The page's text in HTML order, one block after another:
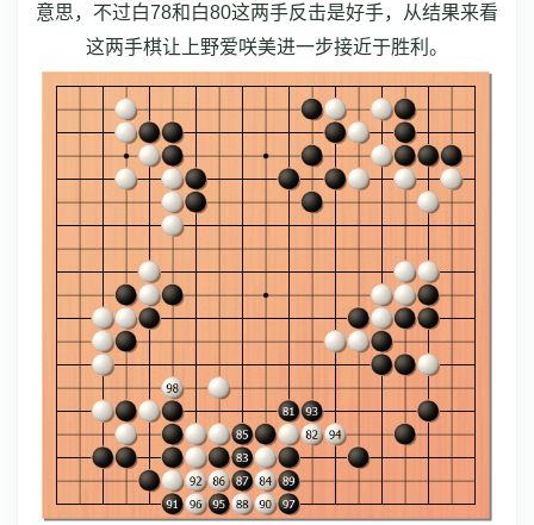
意思，不过白78和白80这两手反击是好手，从结果来看
这两手棋让上野爱咲美进一步接近于胜利。